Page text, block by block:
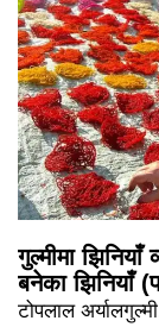
गुल्मीमा
बनेका झिनियाँ
टोपलाल